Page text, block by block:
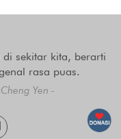
sekitar kita, berarti
rasa puas.
Yen -